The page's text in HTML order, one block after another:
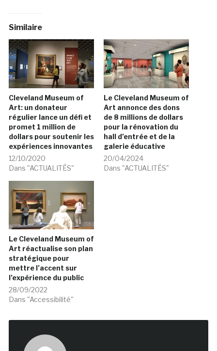
Similaire
Cleveland Museum of
Art: un donateur
régulier lance un défi et
promet 1 million de
dollars pour soutenir les
expériences innovantes
12/10/2020
Dans "ACTUALITÉS"
Le Cleveland Museum of
Art annonce des dons
de 8 millions de dollars
pour la rénovation du
hall d’entrée et de la
galerie éducative
20/04/2024
Dans "ACTUALITÉS"
Le Cleveland Museum of
Art réactualise son plan
stratégique pour
mettre l’accent sur
l’expérience du public
28/09/2022
Dans "Accessibilité"